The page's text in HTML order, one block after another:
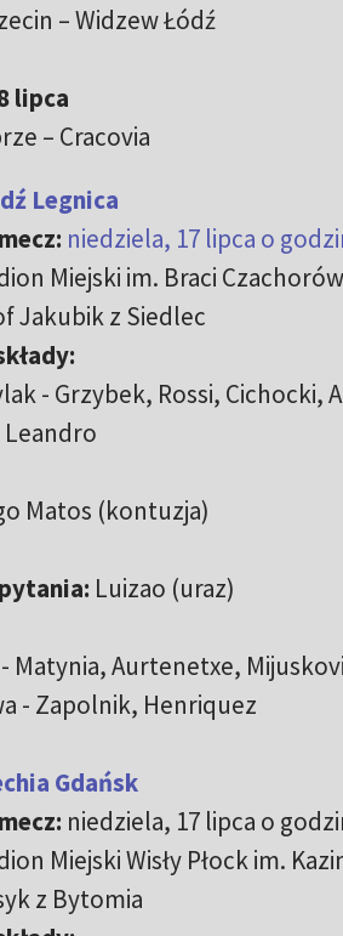
– Widzew Łódź
lipca
– Cracovia
Legnica
niedziela, 17 lipca o
Miejski im. Braci Czachorów
Jakubik z Siedlec
- Grzybek, Rossi, Cichocki,
Leandro
Matos (kontuzja)
Luizao (uraz)
Matynia, Aurtenetxe,
- Zapolnik, Henriquez
Gdańsk
niedziela, 17 lipca o
Miejski Wisły Płock im.
z Bytomia